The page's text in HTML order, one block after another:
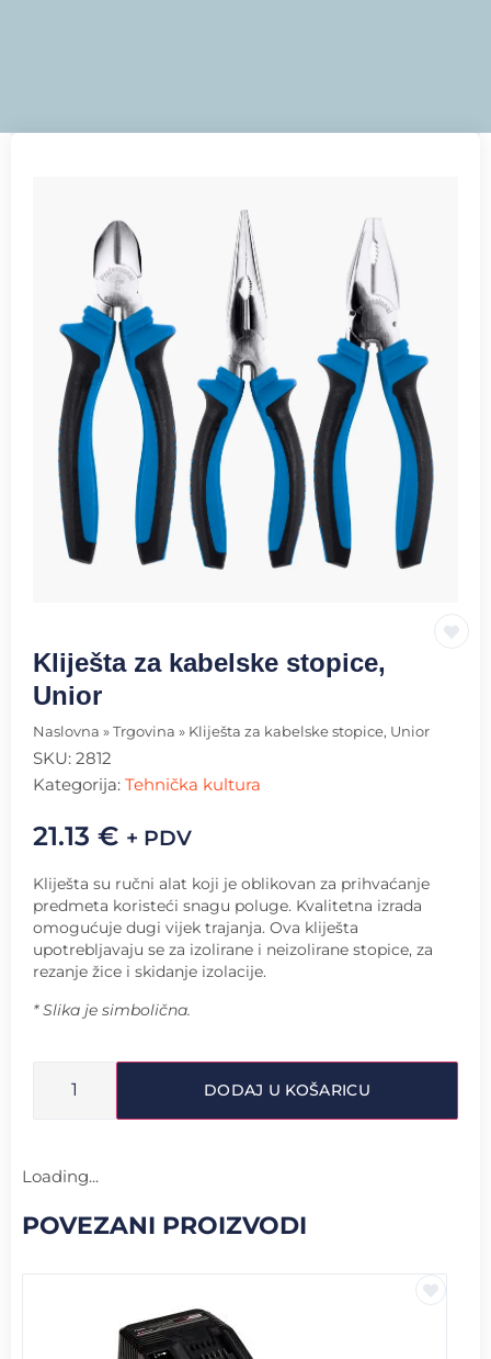
Kliješta za kabelske stopice,
Unior
Naslovna » Trgovina » Kliješta za kabelske stopice, Unior
SKU: 2812
Kategorija: Tehnička kultura
21.13 € + PDV
Kliješta su ručni alat koji je oblikovan za prihvaćanje
predmeta koristeći snagu poluge. Kvalitetna izrada
omogućuje dugi vijek trajanja. Ova kliješta
upotrebljavaju se za izolirane i neizolirane stopice, za
rezanje žice i skidanje izolacije.
* Slika je simbolična.
DODAJ U KOŠARICU
Loading...
POVEZANI PROIZVODI